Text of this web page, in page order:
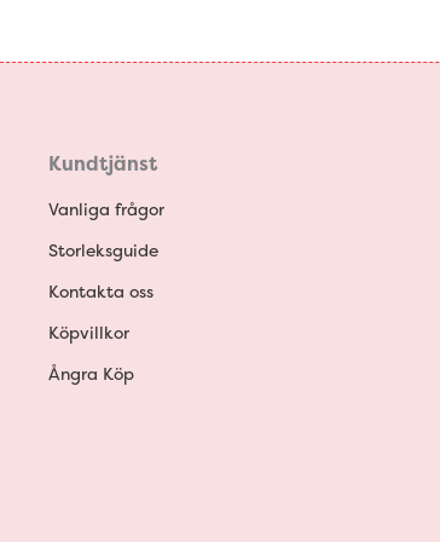
Kundtjänst
Vanliga frågor
Storleksguide
Kontakta oss
Köpvillkor
Ångra Köp